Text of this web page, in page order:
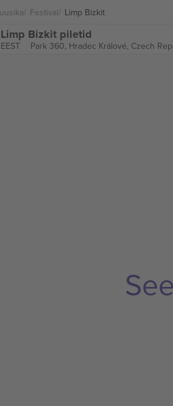
Festival Limp Bizkit
Bizkit piletid
Park 360, Hradec Králové, Czech